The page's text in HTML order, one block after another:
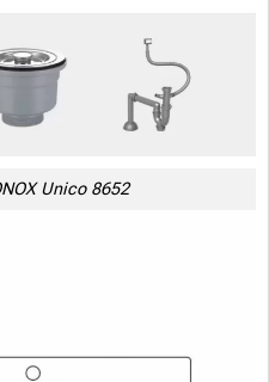
Unico 8652